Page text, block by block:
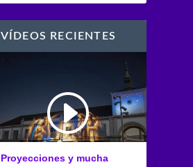
VÍDEOS RECIENTES
Proyecciones y mucha